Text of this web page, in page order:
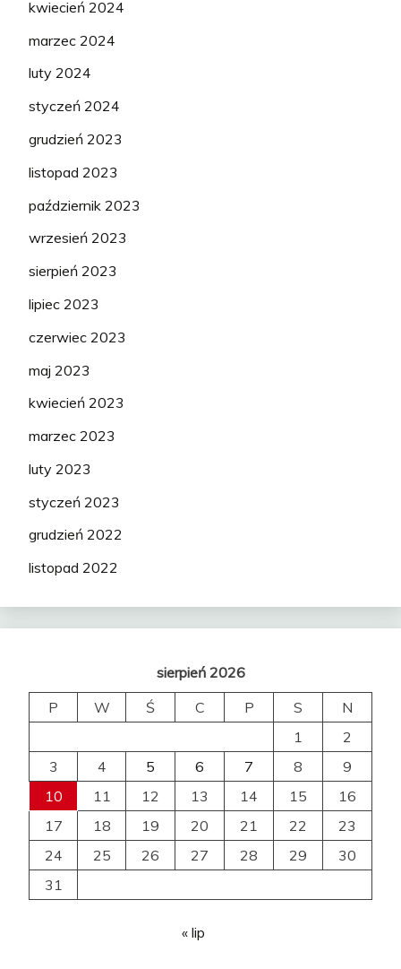
kwiecień 2024
marzec 2024
luty 2024
styczeń 2024
grudzień 2023
listopad 2023
październik 2023
wrzesień 2023
sierpień 2023
lipiec 2023
czerwiec 2023
maj 2023
kwiecień 2023
marzec 2023
luty 2023
styczeń 2023
grudzień 2022
listopad 2022
sierpień 2026
P
W Ś C P S
N
1
2
3
4 5 6 7 8
9
10
11 12 13 14 15
16
17
18 19 20 21 22
23
24
25 26 27 28 29
30
31
« lip